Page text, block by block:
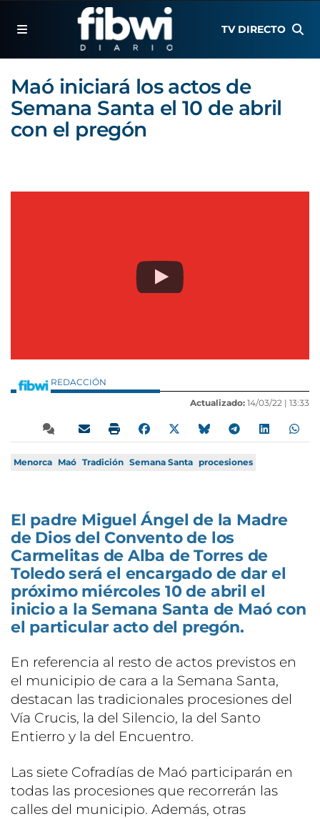
TV DIRECTO
Maó iniciará los actos de
Semana Santa el 10 de abril
con el pregón
REDACCIÓN
Actualizado: 14/03/22 | 13:33
Menorca Maó Tradición Semana Santa procesiones
El padre Miguel Ángel de la Madre
de Dios del Convento de los
Carmelitas de Alba de Torres de
Toledo será el encargado de dar el
próximo miércoles 10 de abril el
inicio a la Semana Santa de Maó con
el particular acto del pregón.
En referencia al resto de actos previstos en
el municipio de cara a la Semana Santa,
destacan las tradicionales procesiones del
Vía Crucis, la del Silencio, la del Santo
Entierro y la del Encuentro.
Las siete Cofradías de Maó participarán en
todas las procesiones que recorrerán las
calles del municipio. Además, otras